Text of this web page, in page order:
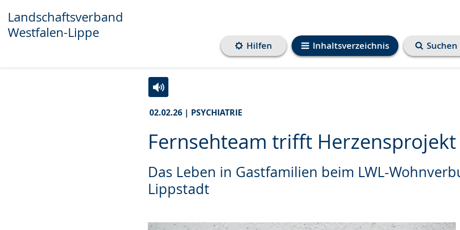
Landschaftsverband
Westfalen-Lippe
Inhaltsverzeichnis
Hilfen Suchen
02.02.26 | PSYCHIATRIE
Fernsehteam trifft Herzensprojekt
Das Leben in Gastfamilien beim LWL-
Lippstadt
Leichten
Sprache
wechseln.
Audio-
Unterstützung.
Video
in
Deutscher
Gebärdensprache
wird
angezeigt.